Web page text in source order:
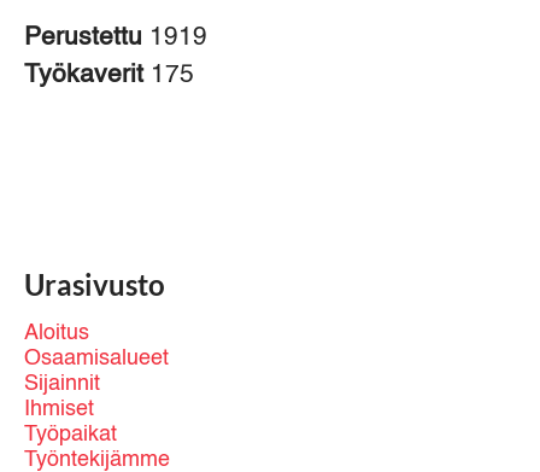
Perustettu 1919
Työkaverit 175
Urasivusto
Aloitus
Osaamisalueet
Sijainnit
Ihmiset
Työpaikat
Työntekijämme